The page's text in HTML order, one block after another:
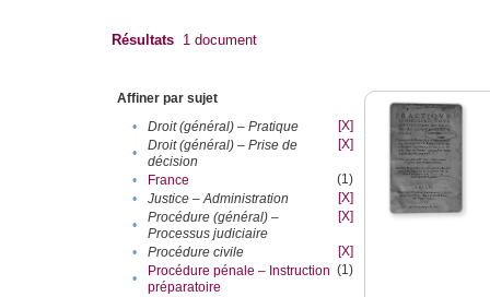
Résultats 1 document
Affiner par sujet
•
Droit (général) – Pratique
[X]
•
Droit (général) – Prise de
décision
[X]
• France
(1)
•
Justice – Administration
[X]
•
Procédure (général) –
Processus judiciaire
[X]
• Procédure civile
[X]
•
Procédure pénale – Instruction
préparatoire
(1)